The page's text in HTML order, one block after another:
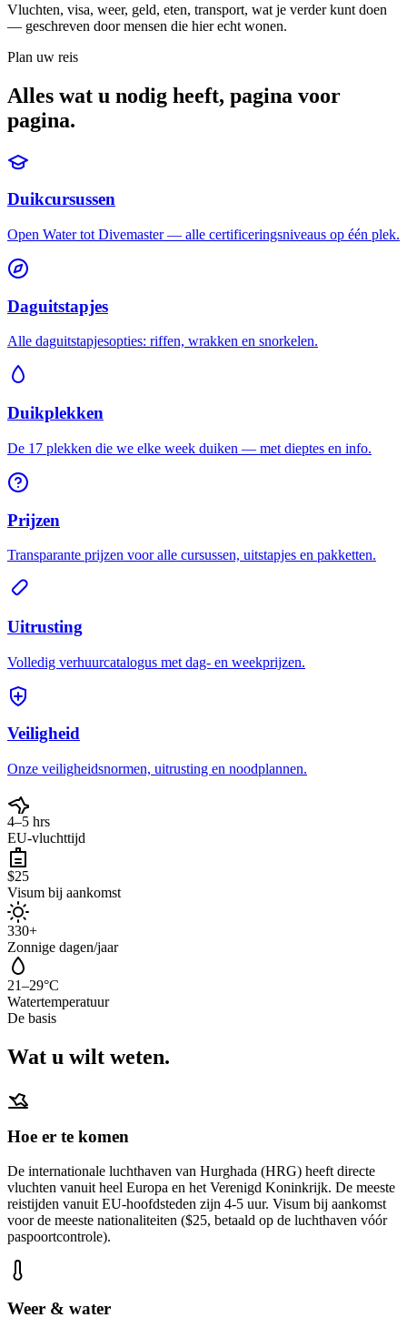
Vluchten, visa, weer, geld, eten, transport, wat je verder kunt doen
— geschreven door mensen die hier echt wonen.
Plan uw reis
Alles wat u nodig heeft, pagina voor
pagina.
Duikcursussen
Open Water tot Divemaster — alle certificeringsniveaus op één plek.
Daguitstapjes
Alle daguitstapjesopties: riffen, wrakken en snorkelen.
Duikplekken
De 17 plekken die we elke week duiken — met dieptes en info.
Prijzen
Transparante prijzen voor alle cursussen, uitstapjes en pakketten.
Uitrusting
Volledig verhuurcatalogus met dag- en weekprijzen.
Veiligheid
Onze veiligheidsnormen, uitrusting en noodplannen.
4–5 hrs
EU-vluchttijd
$25
Visum bij aankomst
330+
Zonnige dagen/jaar
21–29°C
Watertemperatuur
De basis
Wat u wilt weten.
Hoe er te komen
De internationale luchthaven van Hurghada (HRG) heeft directe
vluchten vanuit heel Europa en het Verenigd Koninkrijk. De meeste
reistijden vanuit EU-hoofdsteden zijn 4-5 uur. Visum bij aankomst
voor de meeste nationaliteiten ($25, betaald op de luchthaven vóór
paspoortcontrole).
Weer & water